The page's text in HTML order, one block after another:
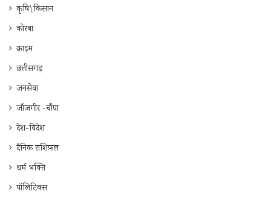
कृषि\किसान
कोरबा
क्राइम
छत्तीसगढ़
जनसेवा
जाँजगीर -चाँपा
देश-विदेश
दैनिक राशिफ़ल
धर्म भक्ति
पॉलिटिक्स